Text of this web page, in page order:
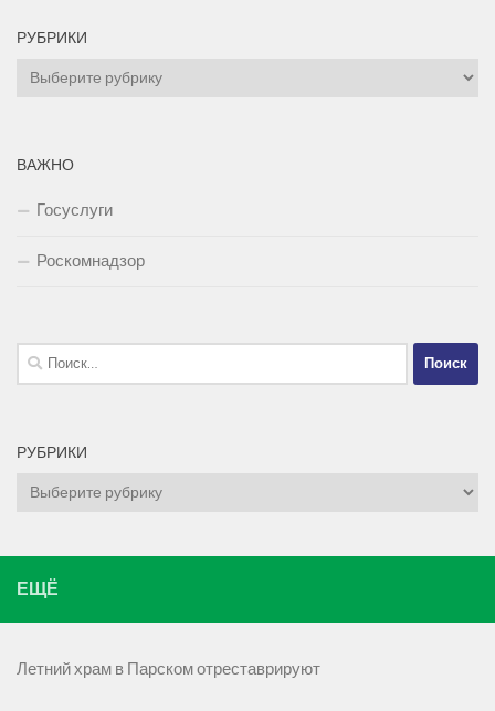
РУБРИКИ
Рубрики
ВАЖНО
Госуслуги
Роскомнадзор
Найти:
РУБРИКИ
Рубрики
ЕЩЁ
Летний храм в Парском отреставрируют